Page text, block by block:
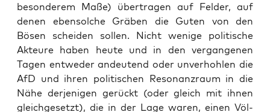
beson­de­rem Maße) über­tra­gen auf Fel­der, auf
denen eben­sol­che Grä­ben die Guten von den
Bösen schei­den sol­len. Nicht weni­ge poli­ti­sche
Akteu­re haben heu­te und in den ver­gan­ge­nen
Tagen ent­we­der andeu­tend oder unver­hoh­len die
AfD und ihren poli­ti­schen Reso­nanz­raum in die
Nähe der­je­ni­gen gerückt (oder gleich mit ihnen
gleich­ge­setzt), die in der Lage waren, einen Völ­